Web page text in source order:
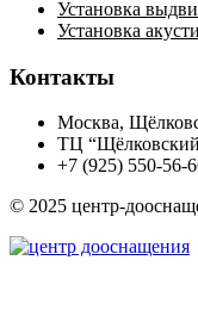
Установка
Установка
Контакты
Москва,
ТЦ
+7 (925) 550-56-
© 2025 центр-